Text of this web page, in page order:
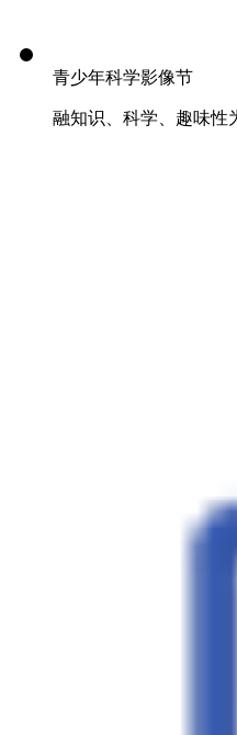
青少年科学影像节
融知识、科学、趣味性